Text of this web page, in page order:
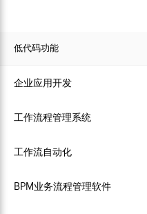
低代码功能
企业应用开发
工作流程管理系统
工作流自动化
BPM业务流程管理软件